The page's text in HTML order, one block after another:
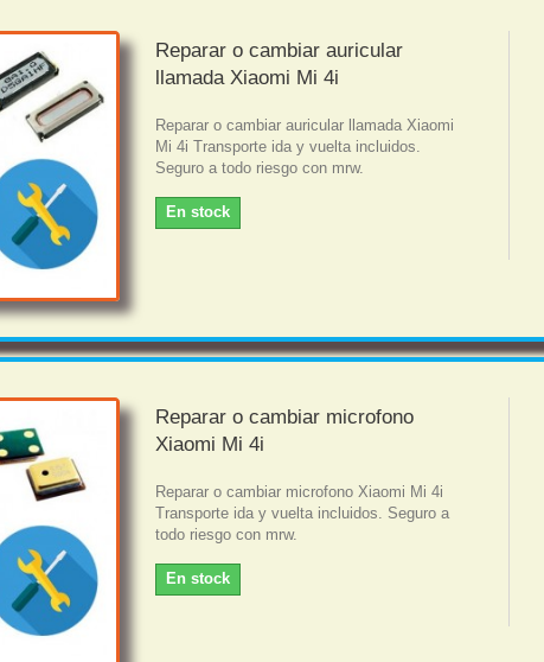
Reparar o cambiar auricular
llamada Xiaomi Mi 4i
Reparar o cambiar auricular llamada Xiaomi
Mi 4i Transporte ida y vuelta incluidos.
Seguro a todo riesgo con mrw.
En stock
Reparar o cambiar microfono
Xiaomi Mi 4i
Reparar o cambiar microfono Xiaomi Mi 4i
Transporte ida y vuelta incluidos. Seguro a
todo riesgo con mrw.
En stock